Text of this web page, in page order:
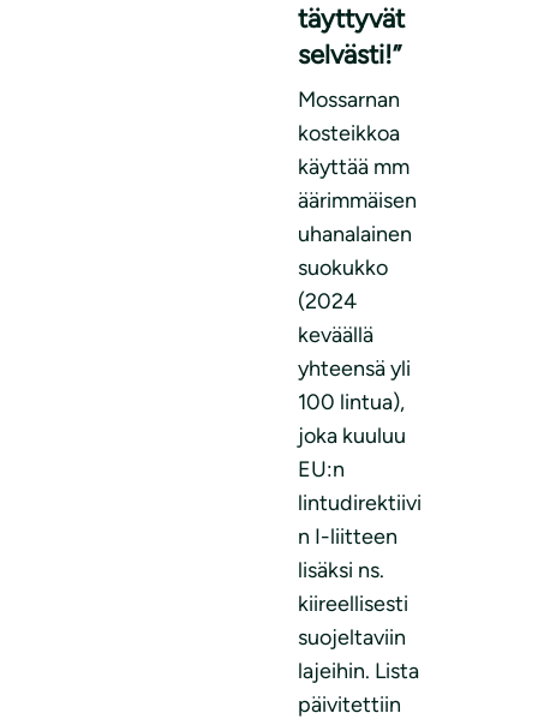
täyttyvät
selvästi!”
Mossarnan
kosteikkoa
käyttää mm
äärimmäisen
uhanalainen
suokukko
(2024
keväällä
yhteensä yli
100 lintua),
joka kuuluu
EU:n
lintudirektiivi
n I-liitteen
lisäksi ns.
kiireellisesti
suojeltaviin
lajeihin. Lista
päivitettiin